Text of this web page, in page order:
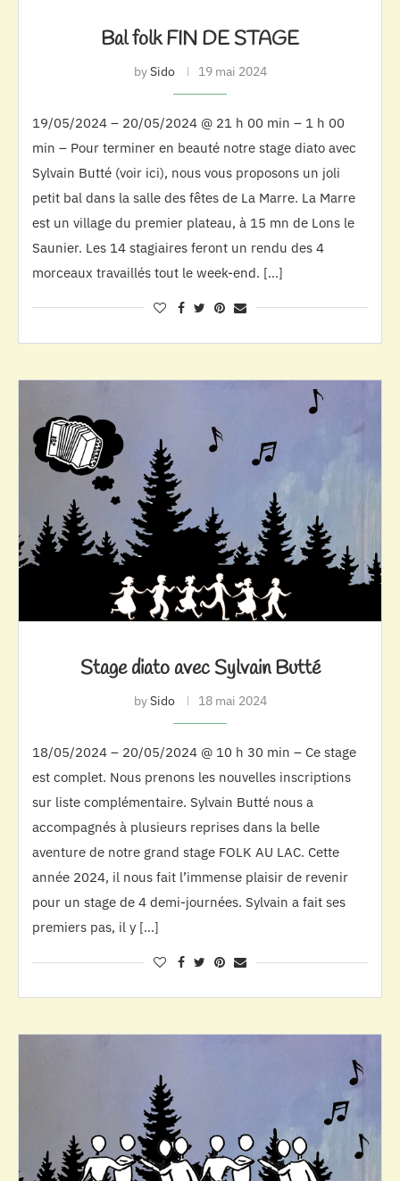
Bal folk FIN DE STAGE
bySido 19 mai 2024
19/05/2024 – 20/05/2024 @ 21 h 00 min – 1 h 00
min – Pour terminer en beauté notre stage diato avec
Sylvain Butté (voir ici), nous vous proposons un joli
petit bal dans la salle des fêtes de La Marre. La Marre
est un village du premier plateau, à 15 mn de Lons le
Saunier. Les 14 stagiaires feront un rendu des 4
morceaux travaillés tout le week-end. […]
Stage diato avec Sylvain Butté
bySido 18 mai 2024
18/05/2024 – 20/05/2024 @ 10 h 30 min – Ce stage
est complet. Nous prenons les nouvelles inscriptions
sur liste complémentaire. Sylvain Butté nous a
accompagnés à plusieurs reprises dans la belle
aventure de notre grand stage FOLK AU LAC. Cette
année 2024, il nous fait l’immense plaisir de revenir
pour un stage de 4 demi-journées. Sylvain a fait ses
premiers pas, il y […]